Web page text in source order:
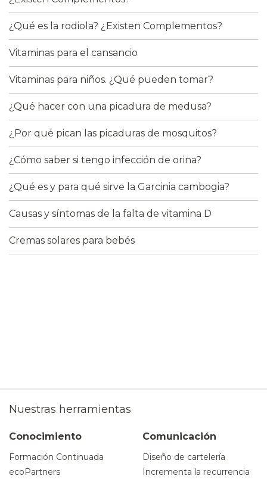
¿Qué es la rodiola? ¿Existen Complementos?
Vitaminas para el cansancio
Vitaminas para niños. ¿Qué pueden tomar?
¿Qué hacer con una picadura de medusa?
¿Por qué pican las picaduras de mosquitos?
¿Cómo saber si tengo infección de orina?
¿Qué es y para qué sirve la Garcinia cambogia?
Causas y síntomas de la falta de vitamina D
Cremas solares para bebés
Nuestras herramientas
Conocimiento
Formación Continuada
ecoPartners
Comunicación
Diseño de cartelería
Incrementa la recurrencia